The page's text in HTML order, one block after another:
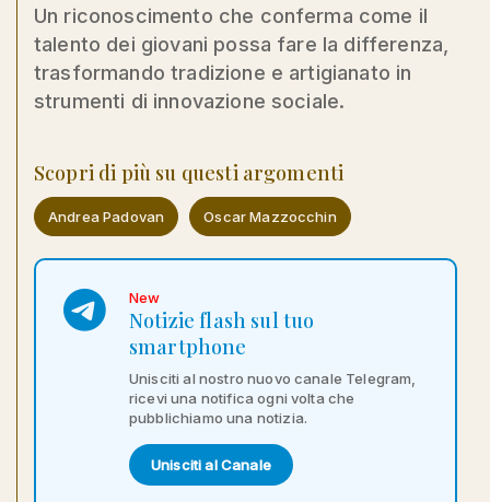
Un riconoscimento che conferma come il
talento dei giovani possa fare la differenza,
trasformando tradizione e artigianato in
strumenti di innovazione sociale.
Scopri di più su questi argomenti
Andrea Padovan Oscar Mazzocchin
New
Notizie flash sul tuo
smartphone
Unisciti al nostro nuovo canale Telegram,
ricevi una notifica ogni volta che
pubblichiamo una notizia.
Unisciti al Canale